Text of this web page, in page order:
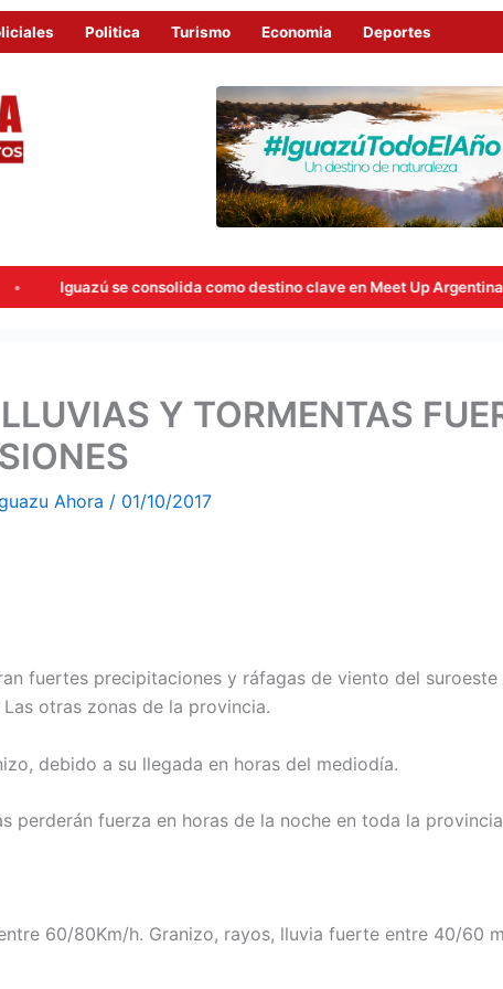
Politica Turismo Economia Deportes
como destino clave en Meet Up Argentina 2026
Y TORMENTAS
Ahora / 01/10/2017
fuertes precipitaciones y ráfagas de viento del
otras zonas de la provincia.
debido a su llegada en horas del mediodía.
perderán fuerza en horas de la noche en toda la
60/80Km/h. Granizo, rayos, lluvia fuerte entre 40/60